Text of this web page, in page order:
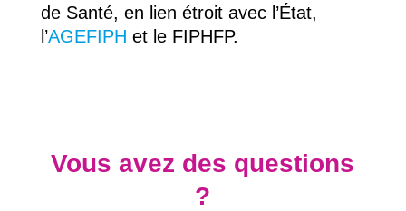
de Santé, en lien étroit avec l’État,
l’AGEFIPH et le FIPHFP.
Vous avez des questions
?